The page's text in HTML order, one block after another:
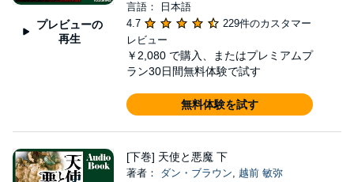
プレビューの
再生
言語： 日本語
4.7
229件のカスタマー
レビュー
￥2,080 で購入、またはプレミアムプ
ラン30日間無料体験で試す
無料体験を試す
[下巻] 天使と悪魔 下
著者： ダン・ブラウン, 越前 敏弥